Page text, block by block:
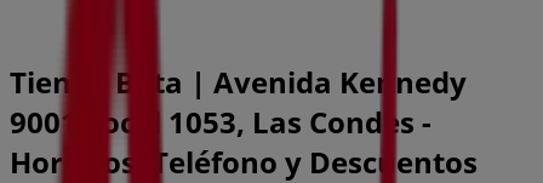
Tienda Bata | Avenida Kennedy
9001 Local 1053, Las Condes -
Horarios, Teléfono y Descuentos